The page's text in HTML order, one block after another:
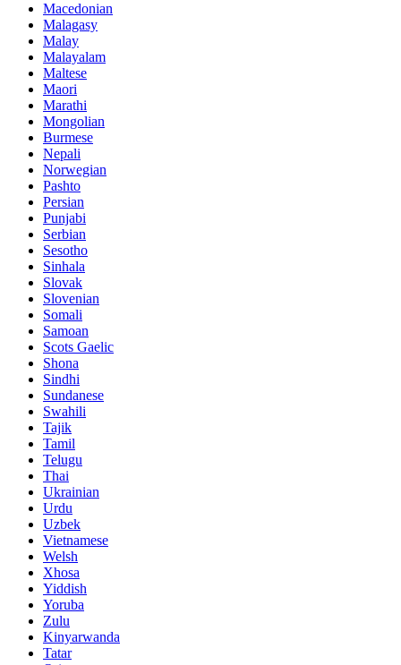
Macedonian
Malagasy
Malay
Malayalam
Maltese
Maori
Marathi
Mongolian
Burmese
Nepali
Norwegian
Pashto
Persian
Punjabi
Serbian
Sesotho
Sinhala
Slovak
Slovenian
Somali
Samoan
Scots Gaelic
Shona
Sindhi
Sundanese
Swahili
Tajik
Tamil
Telugu
Thai
Ukrainian
Urdu
Uzbek
Vietnamese
Welsh
Xhosa
Yiddish
Yoruba
Zulu
Kinyarwanda
Tatar